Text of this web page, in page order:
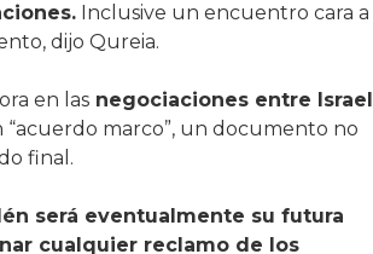
Inclusive un encuentro cara a
dijo Qureia.
en lasnegociaciones entre Israel
marco”, un documento no
final.
será eventualmente su futura
cualquier reclamo de los